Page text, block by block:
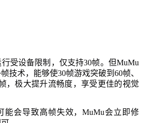
受设备限制，仅支持30帧。但MuMu
技术，能够使30帧游戏突破到60帧、
，极大提升流畅度，享受更佳的视觉
能会导致高帧失效，MuMu会立即修